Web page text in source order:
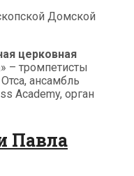
Домской
церковная
» – тромпетисты
ансамбль
Academy, орган
Павла